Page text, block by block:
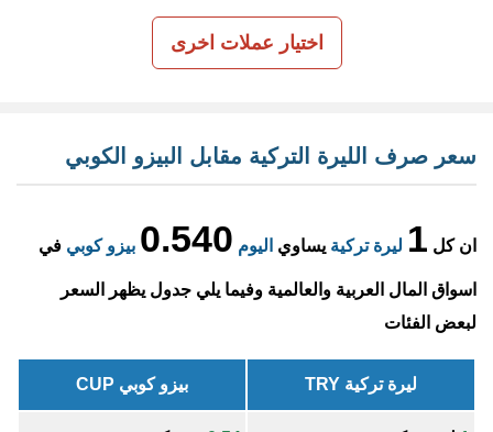
اختيار عملات اخرى
سعر صرف الليرة التركية مقابل البيزو الكوبي
ان كل 1 ليرة تركية يساوي اليوم 0.540 بيزو كوبي في
اسواق المال العربية والعالمية وفيما يلي جدول يظهر السعر
لبعض الفئات
ليرة تركية TRY بيزو كوبي CUP